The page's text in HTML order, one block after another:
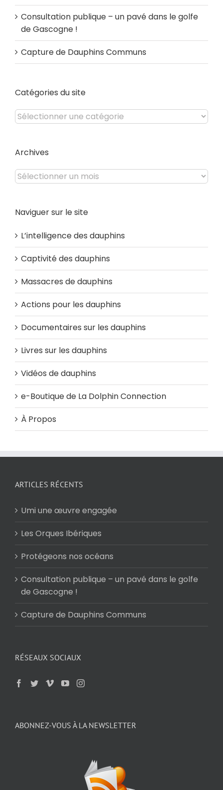
Consultation publique – un pavé dans le golfe
de Gascogne !
Capture de Dauphins Communs
Catégories du site
Catégories
du
Archives
Archives
Naviguer sur le site
L’intelligence des dauphins
Captivité des dauphins
Massacres de dauphins
Actions pour les dauphins
Documentaires sur les dauphins
Livres sur les dauphins
Vidéos de dauphins
e-Boutique de La Dolphin Connection
À Propos
ARTICLES RÉCENTS
Umi une œuvre engagée
Les Orques Ibériques
Protégeons nos océans
Consultation publique – un pavé dans le golfe
de Gascogne !
Capture de Dauphins Communs
RÉSEAUX SOCIAUX
ABONNEZ-VOUS À LA NEWSLETTER